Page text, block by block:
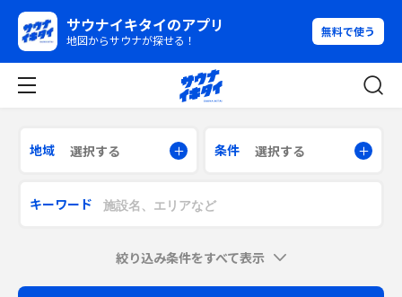
サウナイキタイのアプリ
地図からサウナが探せる！
無料で使う
地域 選択する 条件 選択する
キーワード
絞り込み条件をすべて表示